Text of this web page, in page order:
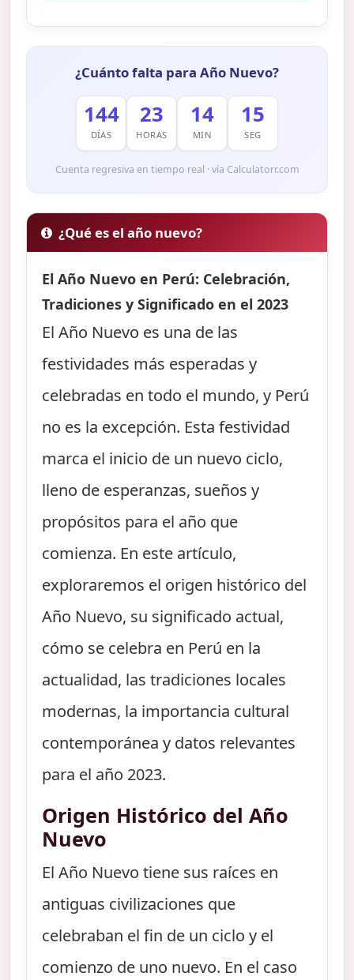
¿Cuánto falta para Año Nuevo?
144
DÍAS
23
HORAS
14
MIN
14
SEG
Cuenta regresiva en tiempo real · vía Calculatorr.com
¿Qué es el año nuevo?
El Año Nuevo en Perú: Celebración,
Tradiciones y Significado en el 2023
El Año Nuevo es una de las
festividades más esperadas y
celebradas en todo el mundo, y Perú
no es la excepción. Esta festividad
marca el inicio de un nuevo ciclo,
lleno de esperanzas, sueños y
propósitos para el año que
comienza. En este artículo,
exploraremos el origen histórico del
Año Nuevo, su significado actual,
cómo se celebra en Perú en la
actualidad, las tradiciones locales
modernas, la importancia cultural
contemporánea y datos relevantes
para el año 2023.
Origen Histórico del Año
Nuevo
El Año Nuevo tiene sus raíces en
antiguas civilizaciones que
celebraban el fin de un ciclo y el
comienzo de uno nuevo. En el caso